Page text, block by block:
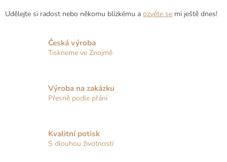
Udělejte si radost nebo někomu blízkému a ozvěte se mi ještě dnes!
Česká výroba
Tiskneme ve Znojmě
Výroba na zakázku
Přesně podle přání
Kvalitní potisk
S dlouhou životností